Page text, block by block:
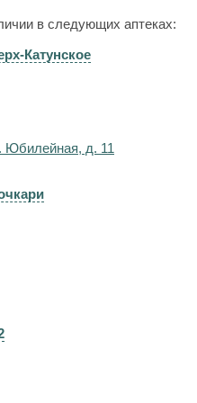
в следующих аптеках:
Катунское
Юбилейная, д. 11